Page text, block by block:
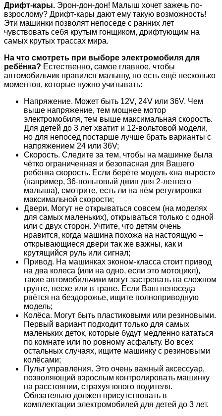
Дрифт-кары. Эрон-дон-дон! Малыш хочет зажечь по-
взрослому? Дрифт-кары дают ему такую возможность!
Эти машинки позволят непоседе с ранних лет
чувствовать себя крутым гонщиком, дрифтующим на
самых крутых трассах мира.
На что смотреть при выборе электромобиля для
ребёнка? Естественно, самое главное, чтобы
автомобильчик нравился малышу, но есть ещё несколько
моментов, которые нужно учитывать:
Напряжение. Может быть 12V, 24V или 36V. Чем
выше напряжение, тем мощнее мотор
электромобиля, тем выше максимальная скорость.
Для детей до 3 лет хватит и 12-вольтовой модели,
но для непосед постарше лучше брать варианты с
напряжением 24 или 36V;
Скорость. Следите за тем, чтобы на машинке была
чётко ограниченная и безопасная для Вашего
ребёнка скорость. Если берёте модель «на вырост»
(например, 36-вольтовый джип для 2-летнего
малыша), смотрите, есть ли на нём регулировка
максимальной скорости;
Двери. Могут не открываться совсем (на моделях
для самых маленьких), открываться только с одной
или с двух сторон. Учтите, что детям очень
нравится, когда машина похожа на настоящую –
открывающиеся двери так же важны, как и
крутящийся руль или сигнал;
Привод. На машинках эконом-класса стоит привод
на два колеса (или на одно, если это мотоцикл),
такие автомобильчики могут застревать на сложном
грунте, песке или в траве. Если Ваш непоседа
рвётся на бездорожье, ищите полноприводную
модель;
Колёса. Могут быть пластиковыми или резиновыми.
Первый вариант подходит только для самых
маленьких деток, которые будут медленно кататься
по комнате или по ровному асфальту. Во всех
остальных случаях, ищите машинку с резиновыми
колёсами;
Пульт управления. Это очень важный аксессуар,
позволяющий взрослым контролировать машинку
на расстоянии, страхуя юного водителя.
Обязательно должен присутствовать в
комплектации электромобилей для детей до 3 лет.